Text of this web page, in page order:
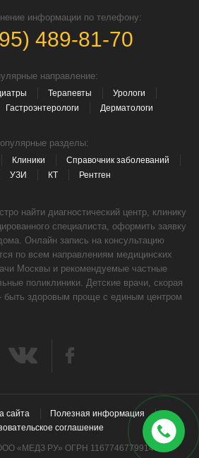
информации по телефону:
489-81-70
направление:
Терапевты
Урологи
Гастроэнтерологи Дерматологи
разделы:
Клиники
Справочник заболеваний
УЗИ КТ Рентген
найти диагностический центр, клинику
специалиста, оформить заявку
Онлайн запись на консультацию
по всем направлениям медицинских
Москвы и рекомендуемые частные
поликлиники. Детские врачи, скорая
здоровым проще с единым центром
сайта
Полезная информация
соглашение
«МЕДЗ РУ» ОГРН 1167746779914